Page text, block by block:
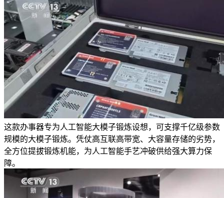
这款办事器专为人工智能大模子锻炼设想，可支撑千亿级参数
规模的大模子锻炼。凭仗高互联高带宽、大容量存储的劣势，
全方位提拔锻炼机能，为人工智能手艺冲破供给强大算力保
障。